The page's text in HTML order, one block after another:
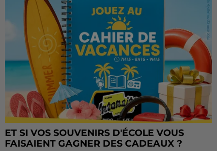
ET SI VOS SOUVENIRS D'ÉCOLE VOUS
FAISAIENT GAGNER DES CADEAUX ?